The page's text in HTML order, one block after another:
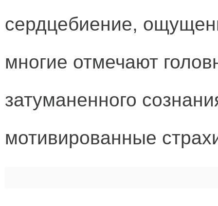
сердцебиение,
многие отмечают
затуманенного
мотивированные